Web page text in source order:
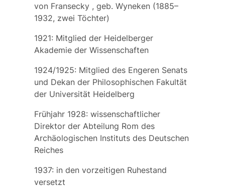
von Fransecky, geb. Wyneken(1885–
1932, zwei Töchter)
1921: Mitglied der Heidelberger
Akademie der Wissenschaften
1924/1925: Mitglied des Engeren Senats
und Dekan der Philosophischen Fakultät
der Universität Heidelberg
Frühjahr 1928: wissenschaftlicher
Direktor der Abteilung Rom des
Archäologischen Instituts des Deutschen
Reiches
1937: in den vorzeitigen Ruhestand
versetzt